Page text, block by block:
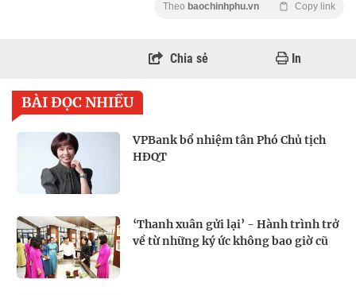
Theo baochinhphu.vn Copy link
Chia sẻ In
BÀI ĐỌC NHIỀU
VPBank bổ nhiệm tân Phó Chủ tịch
HĐQT
‘Thanh xuân gửi lại’ - Hành trình trở
về từ những ký ức không bao giờ cũ